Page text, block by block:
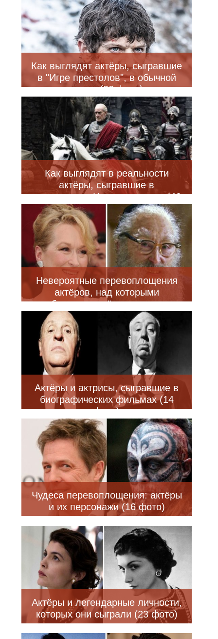
Как выглядят актёры, сыгравшие
в "Игре престолов", в обычной
жизни (30 фото)
Как выглядят в реальности
актёры, сыгравшие в
телесериале Игра престолов (46
Невероятные перевоплощения
актёров, над которыми
поработали гримёры и визажисты
Актёры и актрисы, сыгравшие в
биографических фильмах (14
фото)
Чудеса перевоплощения: актёры
и их персонажи (16 фото)
Актёры и легендарные личности,
которых они сыграли (23 фото)